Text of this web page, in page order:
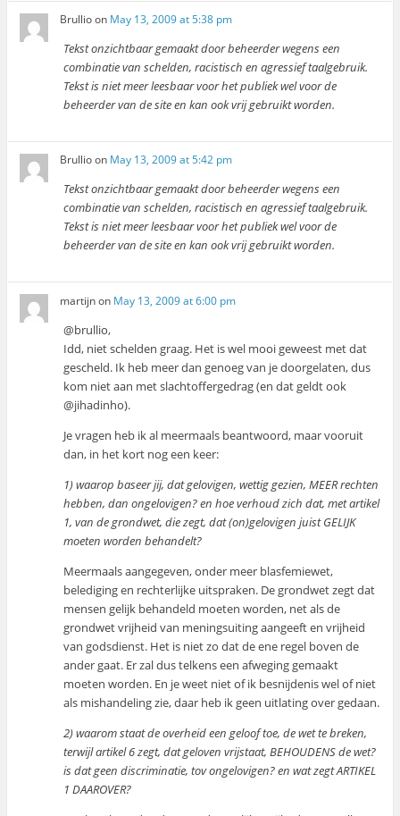
Brullioon May 13, 2009 at 5:38 pm
Tekst onzichtbaar gemaakt door beheerder wegens een
combinatie van schelden, racistisch en agressief taalgebruik.
Tekst is niet meer leesbaar voor het publiek wel voor de
beheerder van de site en kan ook vrij gebruikt worden.
Brullioon May 13, 2009 at 5:42 pm
Tekst onzichtbaar gemaakt door beheerder wegens een
combinatie van schelden, racistisch en agressief taalgebruik.
Tekst is niet meer leesbaar voor het publiek wel voor de
beheerder van de site en kan ook vrij gebruikt worden.
martijnon May 13, 2009 at 6:00 pm
@brullio,
Idd, niet schelden graag. Het is wel mooi geweest met dat
gescheld. Ik heb meer dan genoeg van je doorgelaten, dus
kom niet aan met slachtoffergedrag (en dat geldt ook
@jihadinho).
Je vragen heb ik al meermaals beantwoord, maar vooruit
dan, in het kort nog een keer:
1) waarop baseer jij, dat gelovigen, wettig gezien, MEER rechten
hebben, dan ongelovigen? en hoe verhoud zich dat, met artikel
1, van de grondwet, die zegt, dat (on)gelovigen juist GELIJK
moeten worden behandelt?
Meermaals aangegeven, onder meer blasfemiewet,
belediging en rechterlijke uitspraken. De grondwet zegt dat
mensen gelijk behandeld moeten worden, net als de
grondwet vrijheid van meningsuiting aangeeft en vrijheid
van godsdienst. Het is niet zo dat de ene regel boven de
ander gaat. Er zal dus telkens een afweging gemaakt
moeten worden. En je weet niet of ik besnijdenis wel of niet
als mishandeling zie, daar heb ik geen uitlating over gedaan.
2) waarom staat de overheid een geloof toe, de wet te breken,
terwijl artikel 6 zegt, dat geloven vrijstaat, BEHOUDENS de wet?
is dat geen discriminatie, tov ongelovigen? en wat zegt ARTIKEL
1 DAAROVER?